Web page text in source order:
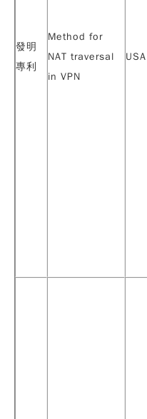
發明
專利
Method for
NAT traversal
in VPN
USA